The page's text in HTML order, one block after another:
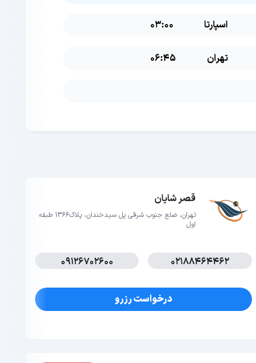
اسپارتا 03:00
تهران 06:45
قصر شایان
تهران، ضلع جنوب شرقی پل سیدخندان، پلاک1366 طبقه
اول
02188464462
09126702600
درخواست رزرو